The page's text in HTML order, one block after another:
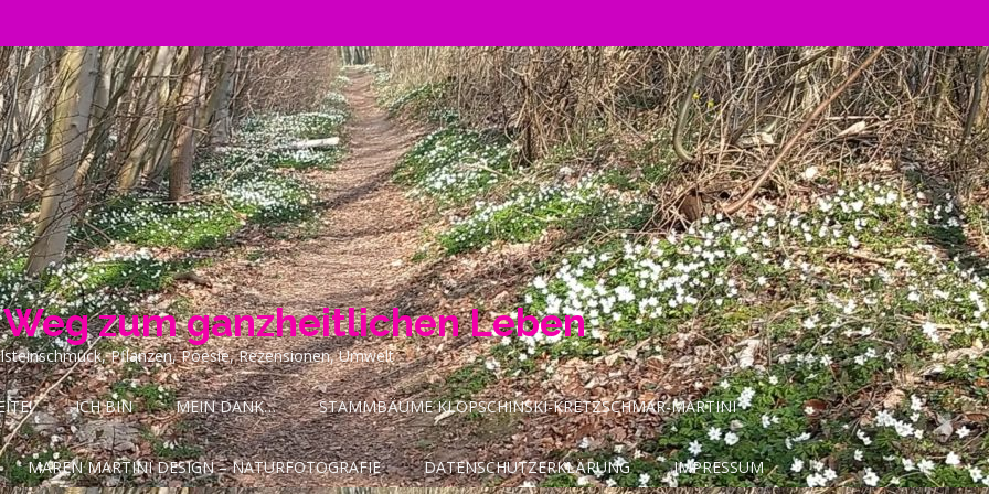
zum ganzheitlichen Leben
Pflanzen, Poesie, Rezensionen, Umwelt
ICH BIN MEIN DANK… STAMMBÄUME KLOPSCHINSKI-KRETZSCHMAR-MARTINI
MAREN MARTINI DESIGN – NATURFOTOGRAFIE DATENSCHUTZERKLÄRUNG IMPRESSUM